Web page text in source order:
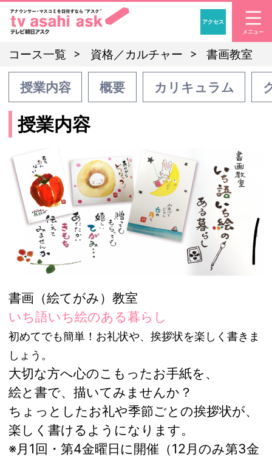
「アナウンサー・マ
アクセス
コース一覧 資格／カルチャー 書画教室
授業内容 概要 カリキュラム
授業内容
書画（絵てがみ）教室
いち語いち絵のある暮らし
初めてでも簡単！お礼状や、挨拶状を楽しく書きま
しょう。
大切な方へ心のこもったお手紙を、
絵と書で、描いてみませんか？
ちょっとしたお礼や季節ごとの挨拶状が、
楽しく書けるようになります。
※月1回・第4金曜日に開催（12月のみ第3金